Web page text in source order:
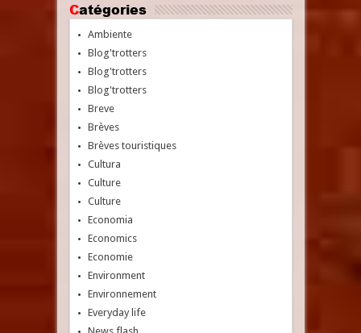
Catégories
Ambiente
Blog'trotters
Blog'trotters
Blog'trotters
Breve
Brèves
Brèves touristiques
Cultura
Culture
Culture
Economia
Economics
Economie
Environment
Environnement
Everyday life